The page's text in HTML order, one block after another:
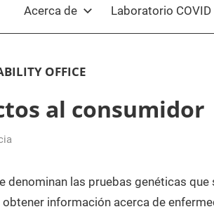
Acerca de Laboratorio COVID
OFFICE
al consumidor
denominan las pruebas genéticas que
información acerca de